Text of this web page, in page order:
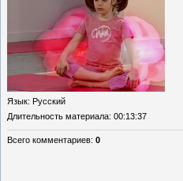
Язык: Русский
Длительность материала: 00:13:37
Всего комментариев: 0